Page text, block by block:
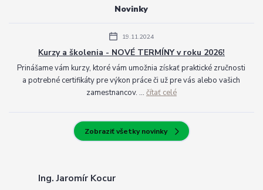
Novinky
19.11.2024
Kurzy a školenia - NOVÉ TERMÍNY v roku 2026!
Prinášame vám kurzy, ktoré vám umožnia získať praktické zručnosti
a potrebné certifikáty pre výkon práce či už pre vás alebo vašich
zamestnancov. ... čítať celé
Zobraziť všetky novinky
Ing. Jaromír Kocur